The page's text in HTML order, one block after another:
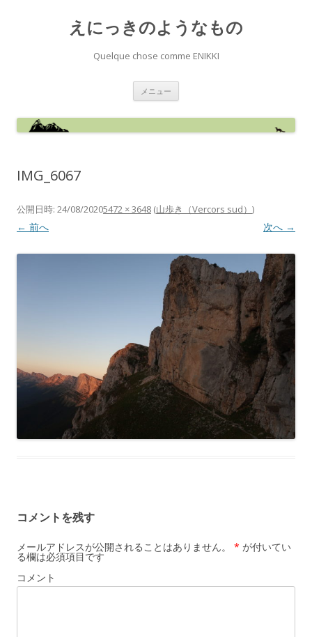
えにっきのようなもの
Quelque chose comme ENIKKI
メニュー
ン
へ
IMG_6067
公開日時: 24/08/20205472 × 3648 (山歩き（Vercors sud） )
← 前へ 次へ →
コメントを残す
メールアドレスが公開されることはありません。 * が付いてい
る欄は必須項目です
コメント